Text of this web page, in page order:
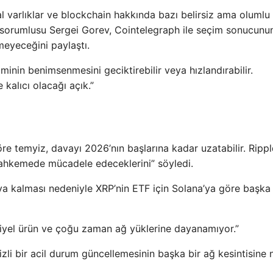
ve blockchain hakkında bazı belirsiz ama olumlu
Sergei Gorev, Cointelegraph ile seçim
paylaştı.
benimsenmesini geciktirebilir veya hızlandırabilir.
olacağı açık.”
temyiz, davayı 2026’nın başlarına kadar uzatabilir.
mücadele edeceklerini” söyledi.
kalması nedeniyle XRP’nin ETF için Solana’ya göre başka
ürün ve çoğu zaman ağ yüklerine dayanamıyor.”
bir acil durum güncellemesinin başka bir ağ kesintisine